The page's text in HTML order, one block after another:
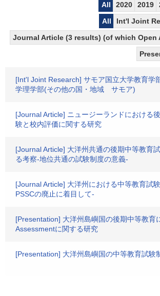
All 2020 2019
All
Int'l Joint
Journal Article (3 results) (of which Open
[Int'l Joint Research] サモア国立大学教育学
学理学部(その他の国・地域 サモア)
[Journal Article] ニュージーランドにおける
験と校内評価に関する研究
[Journal Article] 大洋州共通の後期中等教育
る考察-地位共通の試験制度の意義-
[Journal Article] 大洋州における中等教育試
PSSCの廃止に着目して-
[Presentation] 大洋州島嶼国の後期中等教育
Assessmentに関する研究
[Presentation] 大洋州島嶼国の中等教育試験